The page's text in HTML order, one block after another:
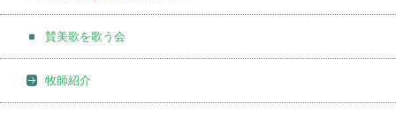
賛美歌を歌う会
牧師紹介